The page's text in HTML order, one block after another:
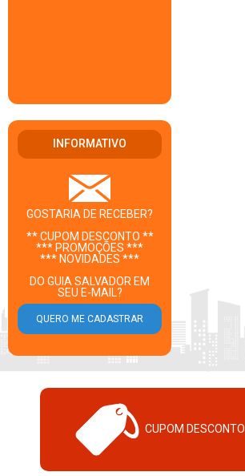
INFORMATIVO
GOSTARIA DE RECEBER?
** CUPOM DESCONTO **
*** PROMOÇÕES ***
*** NOVIDADES ***
DO GUIA SALVADOR EM
SEU E-MAIL?
CUPOM DESCONTO